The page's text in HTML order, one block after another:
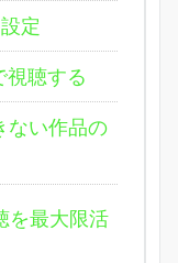
定
視聴する
ない作品の
を最大限活